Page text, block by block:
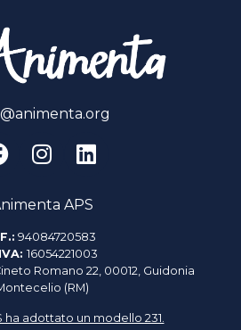
APS
94084720583
16054221003
Romano 22, 00012, Guidonia
(RM)
ha adottato un modello 231.